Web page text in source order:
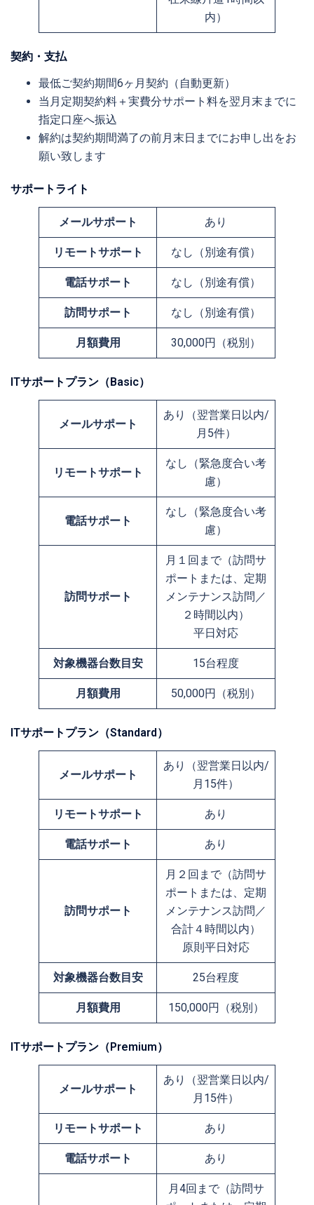
内）
契約・支払
最低ご契約期間6ヶ月契約（自動更新）
当月定期契約料＋実費分サポート料を翌月末までに
指定口座へ振込
解約は契約期間満了の前月末日までにお申し出をお
願い致します
サポートライト
メールサポート あり
リモートサポート なし（別途有償）
電話サポート なし（別途有償）
訪問サポート なし（別途有償）
月額費用 30,000円（税別）
ITサポートプラン（Basic）
メールサポート
あり（翌営業日以内/
月5件）
リモートサポート
なし（緊急度合い考
慮）
電話サポート
なし（緊急度合い考
慮）
訪問サポート
月１回まで（訪問サ
ポートまたは、定期
メンテナンス訪問／
２時間以内）
平日対応
対象機器台数目安 15台程度
月額費用 50,000円（税別）
ITサポートプラン（Standard）
メールサポート
あり（翌営業日以内/
月15件）
リモートサポート あり
電話サポート あり
訪問サポート
月２回まで（訪問サ
ポートまたは、定期
メンテナンス訪問／
合計４時間以内）
原則平日対応
対象機器台数目安 25台程度
月額費用 150,000円（税別）
ITサポートプラン（Premium）
メールサポート
あり（翌営業日以内/
月15件）
リモートサポート あり
電話サポート あり
月4回まで（訪問サ